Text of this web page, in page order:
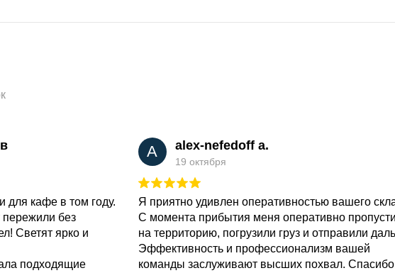
для кафе в том году.
пережили без
Светят ярко и
подходящие
A alex-nefedoff a.
19 октября
Я приятно удивлен оперативностью вашего
С момента прибытия меня оперативно
на территорию, погрузили груз и отправили
Эффективность и профессионализм вашей
команды заслуживают высших похвал. Спасибо